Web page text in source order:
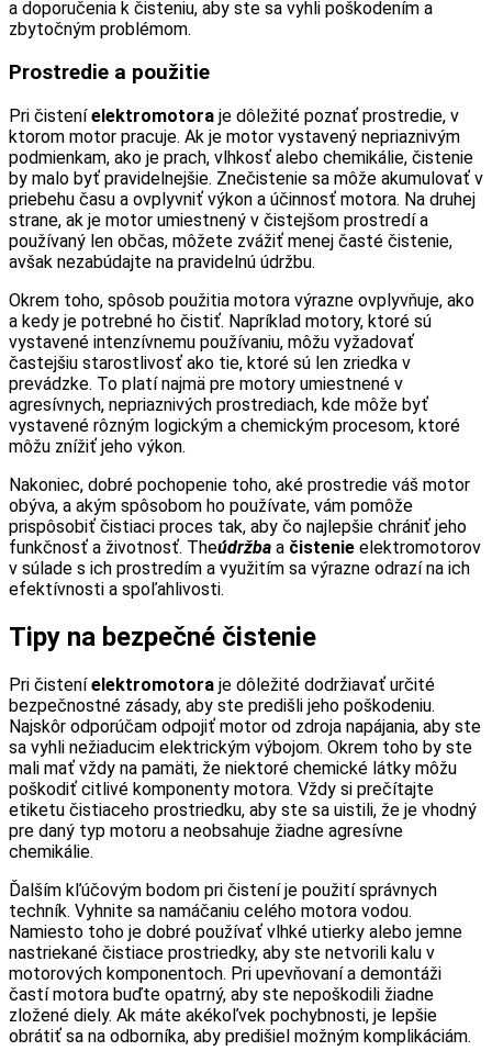
a doporučenia k čisteniu, aby ste sa vyhli poškodením a
zbytočným problémom.
Prostredie a použitie
Pri čisteníelektromotora je dôležité poznať prostredie, v
ktorom motor pracuje. Ak je motor vystavený nepriaznivým
podmienkam, ako je prach, vlhkosť alebo chemikálie, čistenie
by malo byť pravidelnejšie. Znečistenie sa môže akumulovať v
priebehu času a ovplyvniť výkon a účinnosť motora. Na druhej
strane, ak je motor umiestnený v čistejšom prostredí a
používaný len občas, môžete zvážiť menej časté čistenie,
avšak nezabúdajte na pravidelnú údržbu.
Okrem toho, spôsob použitia motora výrazne ovplyvňuje, ako
a kedy je potrebné ho čistiť. Napríklad motory, ktoré sú
vystavené intenzívnemu používaniu, môžu vyžadovať
častejšiu starostlivosť ako tie, ktoré sú len zriedka v
prevádzke. To platí najmä pre motory umiestnené v
agresívnych, nepriaznivých prostrediach, kde môže byť
vystavené rôzným logickým a chemickým procesom, ktoré
môžu znížiť jeho výkon.
Nakoniec, dobré pochopenie toho, aké prostredie váš motor
obýva, a akým spôsobom ho používate, vám pomôže
prispôsobiť čistiaci proces tak, aby čo najlepšie chrániť jeho
funkčnosť a životnosť. Theúdržba a čistenie elektromotorov
v súlade s ich prostredím a využitím sa výrazne odrazí na ich
efektívnosti a spoľahlivosti.
Tipy na bezpečné čistenie
Pri čisteníelektromotora je dôležité dodržiavať určité
bezpečnostné zásady, aby ste predišli jeho poškodeniu.
Najskôr odporúčam odpojiť motor od zdroja napájania, aby ste
sa vyhli nežiaducim elektrickým výbojom. Okrem toho by ste
mali mať vždy na pamäti, že niektoré chemické látky môžu
poškodiť citlivé komponenty motora. Vždy si prečítajte
etiketu čistiaceho prostriedku, aby ste sa uistili, že je vhodný
pre daný typ motoru a neobsahuje žiadne agresívne
chemikálie.
Ďalším kľúčovým bodom pri čistení je použití správnych
techník. Vyhnite sa namáčaniu celého motora vodou.
Namiesto toho je dobré používať vlhké utierky alebo jemne
nastriekané čistiace prostriedky, aby ste netvorili kalu v
motorových komponentoch. Pri upevňovaní a demontáži
častí motora buďte opatrný, aby ste nepoškodili žiadne
zložené diely. Ak máte akékoľvek pochybnosti, je lepšie
obrátiť sa na odborníka, aby predišiel možným komplikáciám.